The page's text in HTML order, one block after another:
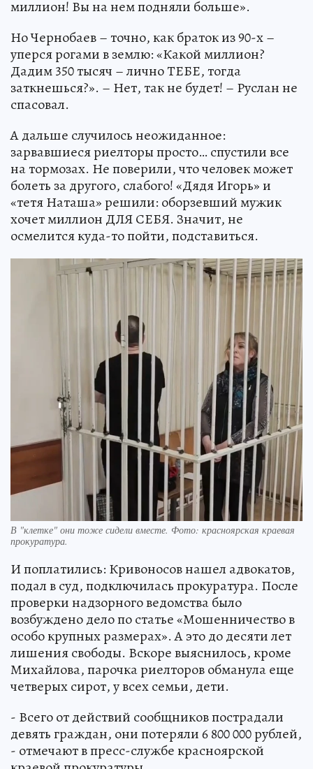
миллион! Вы на нем подняли больше».
Но Чернобаев – точно, как браток из 90-х –
уперся рогами в землю: «Какой миллион?
Дадим 350 тысяч – лично ТЕБЕ, тогда
заткнешься?». – Нет, так не будет! – Руслан не
спасовал.
А дальше случилось неожиданное:
зарвавшиеся риелторы просто… спустили все
на тормозах. Не поверили, что человек может
болеть за другого, слабого! «Дядя Игорь» и
«тетя Наташа» решили: оборзевший мужик
хочет миллион ДЛЯ СЕБЯ. Значит, не
осмелится куда-то пойти, подставиться.
В "клетке" они тоже сидели вместе. Фото: красноярская краевая
прокуратура.
И поплатились: Кривоносов нашел адвокатов,
подал в суд, подключилась прокуратура. После
проверки надзорного ведомства было
возбуждено дело по статье «Мошенничество в
особо крупных размерах». А это до десяти лет
лишения свободы. Вскоре выяснилось, кроме
Михайлова, парочка риелторов обманула еще
четверых сирот, у всех семьи, дети.
- Всего от действий сообщников пострадали
девять граждан, они потеряли 6 800 000 рублей,
- отмечают в пресс-службе красноярской